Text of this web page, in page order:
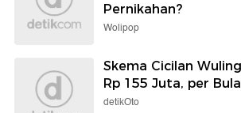
Pernikahan?
Wolipop
Skema Cicilan
Rp 155 Juta, per
detikOto